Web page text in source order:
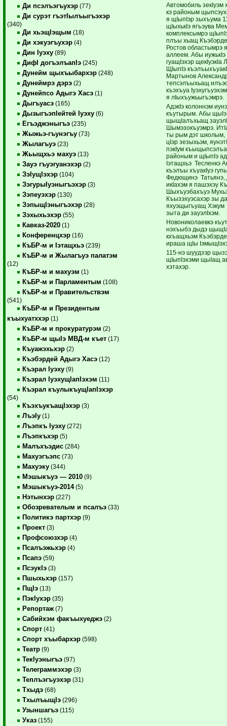
Ди псэлъэгъухэр (77)
Ди сурэт гъэтIылъыгъэхэр
(340)
Ди хьэщIэщым (18)
Ди хэкуэгъухэр (4)
Дин Iуэху (89)
ДифI догъэлъапIэ (245)
Дунейм щыхъыбархэр (248)
Дунеймрэ дэрэ (2)
Дунейпсо Адыгэ Хасэ (1)
Дыгъуасэ (165)
ДызыгъэпIейтей Iуэху (6)
Егъэджэныгъэ (235)
Жыжьэ-гъунэгъу (73)
Жылагъуэ (23)
Жьыщхьэ махуэ (13)
Зауэ гъуэгуанэхэр (2)
ЗэIущIэхэр (104)
ЗэгурыIуэныгъэхэр (3)
Зэпеуэхэр (130)
ЗэпыщIэныгъэхэр (28)
Зэхыхьэхэр (55)
Кавказ-2020 (1)
Конференцхэр (16)
КъБР-м и Iэтащхьэ (239)
КъБР-м и Жылагъуэ палатэм
(12)
КъБР-м и махуэм (1)
КъБР-м и Парламентым (108)
КъБР-м и Правительствэм
(541)
КъБР-м и Президентым
къыхуатххэр (1)
КъБР-м и прокуратурэм (2)
КъБР-м щыIэ МВД-м къет (17)
Къуажэхьхэр (2)
Къэбэрдей Адыгэ Хасэ (12)
Къэрал Iуэху (9)
Къэрал IуэхущIапIэхэм (11)
Къэрал къулыкъущIапIэхэр
(54)
КъэхъукъащIэхэр (3)
ЛъэIу (1)
Лъэпкъ Iуэху (272)
Лъэпкъхэр (5)
Малъхъэдис (284)
Махуэгъэпс (73)
Махуэку (344)
Мэшыкъуэ — 2010 (9)
Мэшыкъуэ-2014(5)
Нэтынхэр (227)
Обозревателым и псалъэ (33)
Политикэ партхэр (9)
Проект (3)
Профсоюзхэр (4)
Псалъэжьхэр (4)
Псапэ (59)
ПсэукIэ (3)
Пшыхьхэр (157)
ПщIэ (13)
ПэкIухэр (35)
Репортаж (7)
Сабийхэм факъыхуеджэ (2)
Спорт (41)
Спорт хъыбархэр (598)
Театр (9)
ТекIуэныгъэ (97)
Телеграммэхэр (3)
Теплъэгъуэхэр (31)
Тхыдэ (68)
ТхылъыщIэ (296)
Узыншагъэ (115)
Указ (155)
Автомобиль зекIуэм
кэ районым
я щIыпIэр зыхъума
щIыхькIэ ягъэува
комплексымрэ
плъы хьащ
Ростов областымрэ
аллеем. Абы иужькIэ
гуащIэхэр щекIуэкIа
ЩIыпIэ
Мартынов
тепсэлъыхьащ
къэхъуа
я лIыхъужьыгъэмрэ.
АдэкIэ колоннэм
къутырым. Абы
щыщIалъхьащ зауэлI
Шымэзокъуэмрэ.
ты рым дэт школым,
цIэр зезыхьэм,
пэкIум
районым и щIыпIэ
Iэтащхьэ Тесленкэ
къэлъы хъуакIуэ
Федющинэ Татьянэ,
икIахэм я пашэхэу
Шыхъуэбахъуэ
Къызэхуэсахэр зы
яхуэщыгъуащ Хэкум
зыта ди зауэлIхэм.
Новониколаевкэ
нэхъыбэ дыдэ
кхъащхьэм
ираша щIы
115-нэ шуудзэр
щIыпIэхэми щыIащ
хэтахэр.